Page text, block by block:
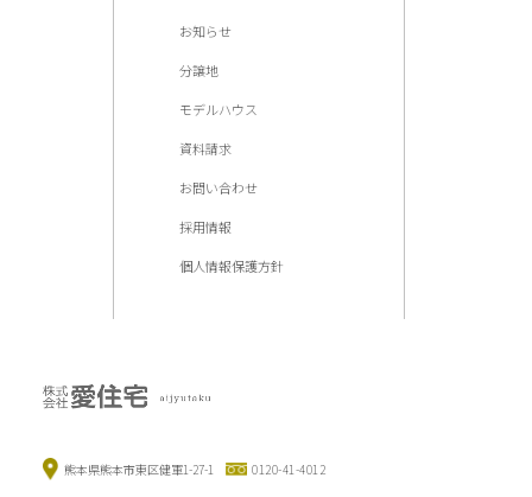
お知らせ
分譲地
モデルハウス
資料請求
お問い合わせ
採用情報
個人情報保護方針
熊本県熊本市東区健軍1-27-1 0120-41-4012